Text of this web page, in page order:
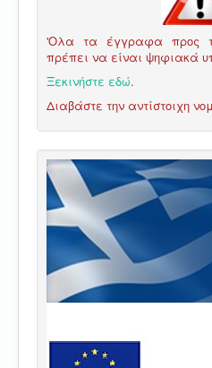
'Ολα τα έγγραφα προς
πρέπει να είναι ψηφιακά
Ξεκινήστε εδώ.
Διαβάστε την αντίστοιχη